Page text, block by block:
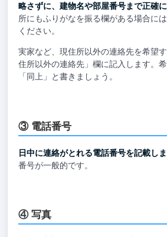
略さずに、建物名や部屋番号まで正確に
所にもふりがなを振る欄がある場合に
ください。
実家など、現住所以外の連絡先を希望
住所以外の連絡先」欄に記入します。希
「同上」と書きましょう。
③ 電話番号
日中に連絡がとれる電話番号を記載しま
番号が一般的です。
④ 写真